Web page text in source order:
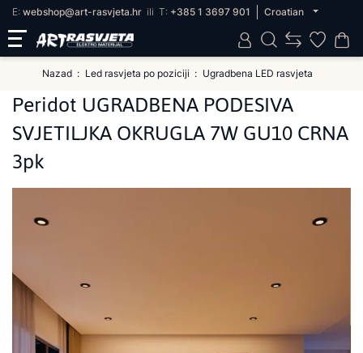
E: webshop@art-rasvjeta.hr ili T: +385 1 3697 901 Croatian
Nazad Led rasvjeta po poziciji Ugradbena LED rasvjeta
Peridot UGRADBENA PODESIVA
SVJETILJKA OKRUGLA 7W GU10 CRNA
3pk